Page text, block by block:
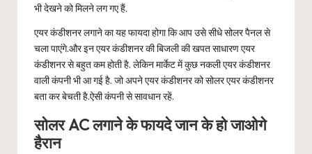
भी देखने को मिलने लग गए हैं.
एयर कंडीशनर लगाने का यह फायदा होगा कि आप उसे सीधे सोलर पैनल से
चला पाएंगे.और इन एयर कंडीशनर की बिजली की खपत साधारण एयर
कंडीशनर से बहुत कम होती है. लेकिन मार्केट में कुछ नकली एयर कंडीशनर
वाली कंपनी भी आ गई है. जो अपने एयर कंडीशनर को सोलर एयर कंडीशनर
बता कर बेचती है.ऐसी कंपनी से सावधान रहें.
सोलर AC लगाने के फायदे जान के हो जाओगे
हैरान